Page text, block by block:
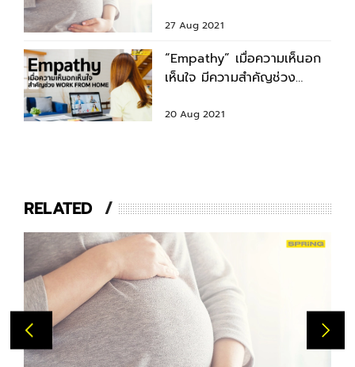
27 Aug 2021
“Empathy” เมื่อความเห็นอก
เห็นใจ มีความสำคัญช่วง
20 Aug 2021
RELATED